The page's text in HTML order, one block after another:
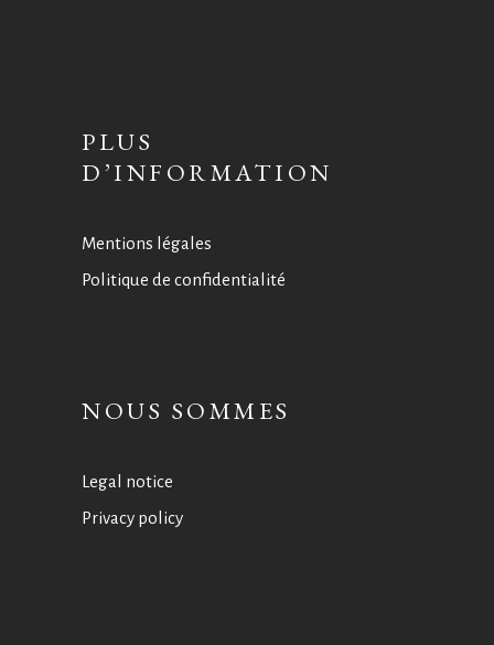
PLUS
D’INFORMATION
Mentions légales
Politique de confidentialité
NOUS SOMMES
Legal notice
Privacy policy